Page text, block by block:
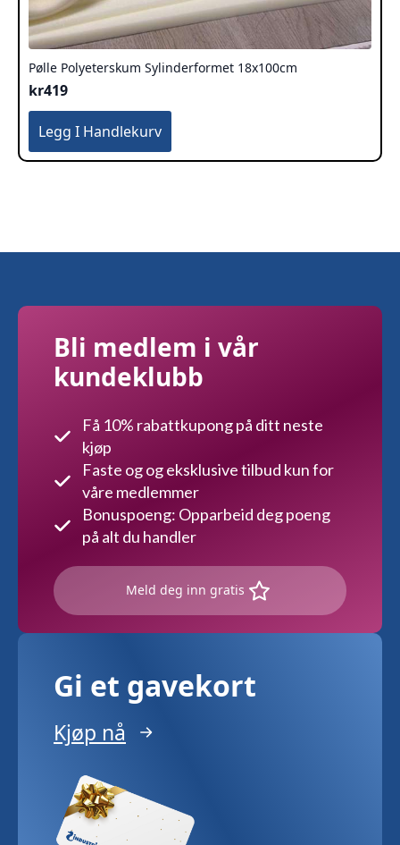
Pølle Polyeterskum Sylinderformet 18x100cm
kr419
Legg I Handlekurv
Bli medlem i vår
kundeklubb
Få 10% rabattkupong på ditt neste
kjøp
Faste og og eksklusive tilbud kun for
våre medlemmer
Bonuspoeng: Opparbeid deg poeng
på alt du handler
Meld deg inn gratis
Gi et gavekort
Kjøp nå